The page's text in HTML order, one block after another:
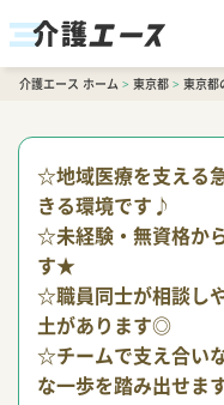
介護エース ホーム > 東京都 > 東京都
☆地域医療を支える
きる環境です♪
☆未経験・無資格か
す★
☆職員同士が相談し
土があります◎
☆チームで支え合い
な一歩を踏み出せま